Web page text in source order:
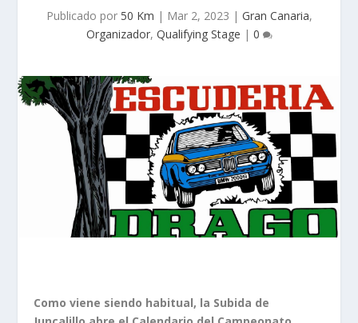
Publicado por 50 Km | Mar 2, 2023 | Gran Canaria,
Organizador, Qualifying Stage | 0
Como viene siendo habitual, la Subida de